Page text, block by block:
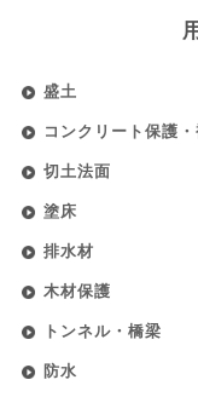
盛土
コンクリート保護
切土法面
塗床
排水材
木材保護
トンネル・橋梁
防水